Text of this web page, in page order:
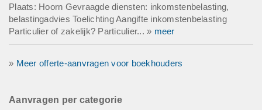
Plaats: Hoorn Gevraagde diensten: inkomstenbelasting,
belastingadvies Toelichting Aangifte inkomstenbelasting
Particulier of zakelijk? Particulier... » meer
» Meer offerte-aanvragen voor boekhouders
Aanvragen per categorie